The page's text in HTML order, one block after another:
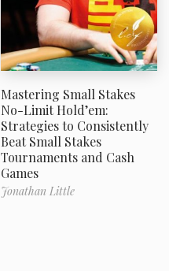
Mastering Small Stakes
No-Limit Hold’em:
Strategies to Consistently
Beat Small Stakes
Tournaments and Cash
Games
Jonathan Little